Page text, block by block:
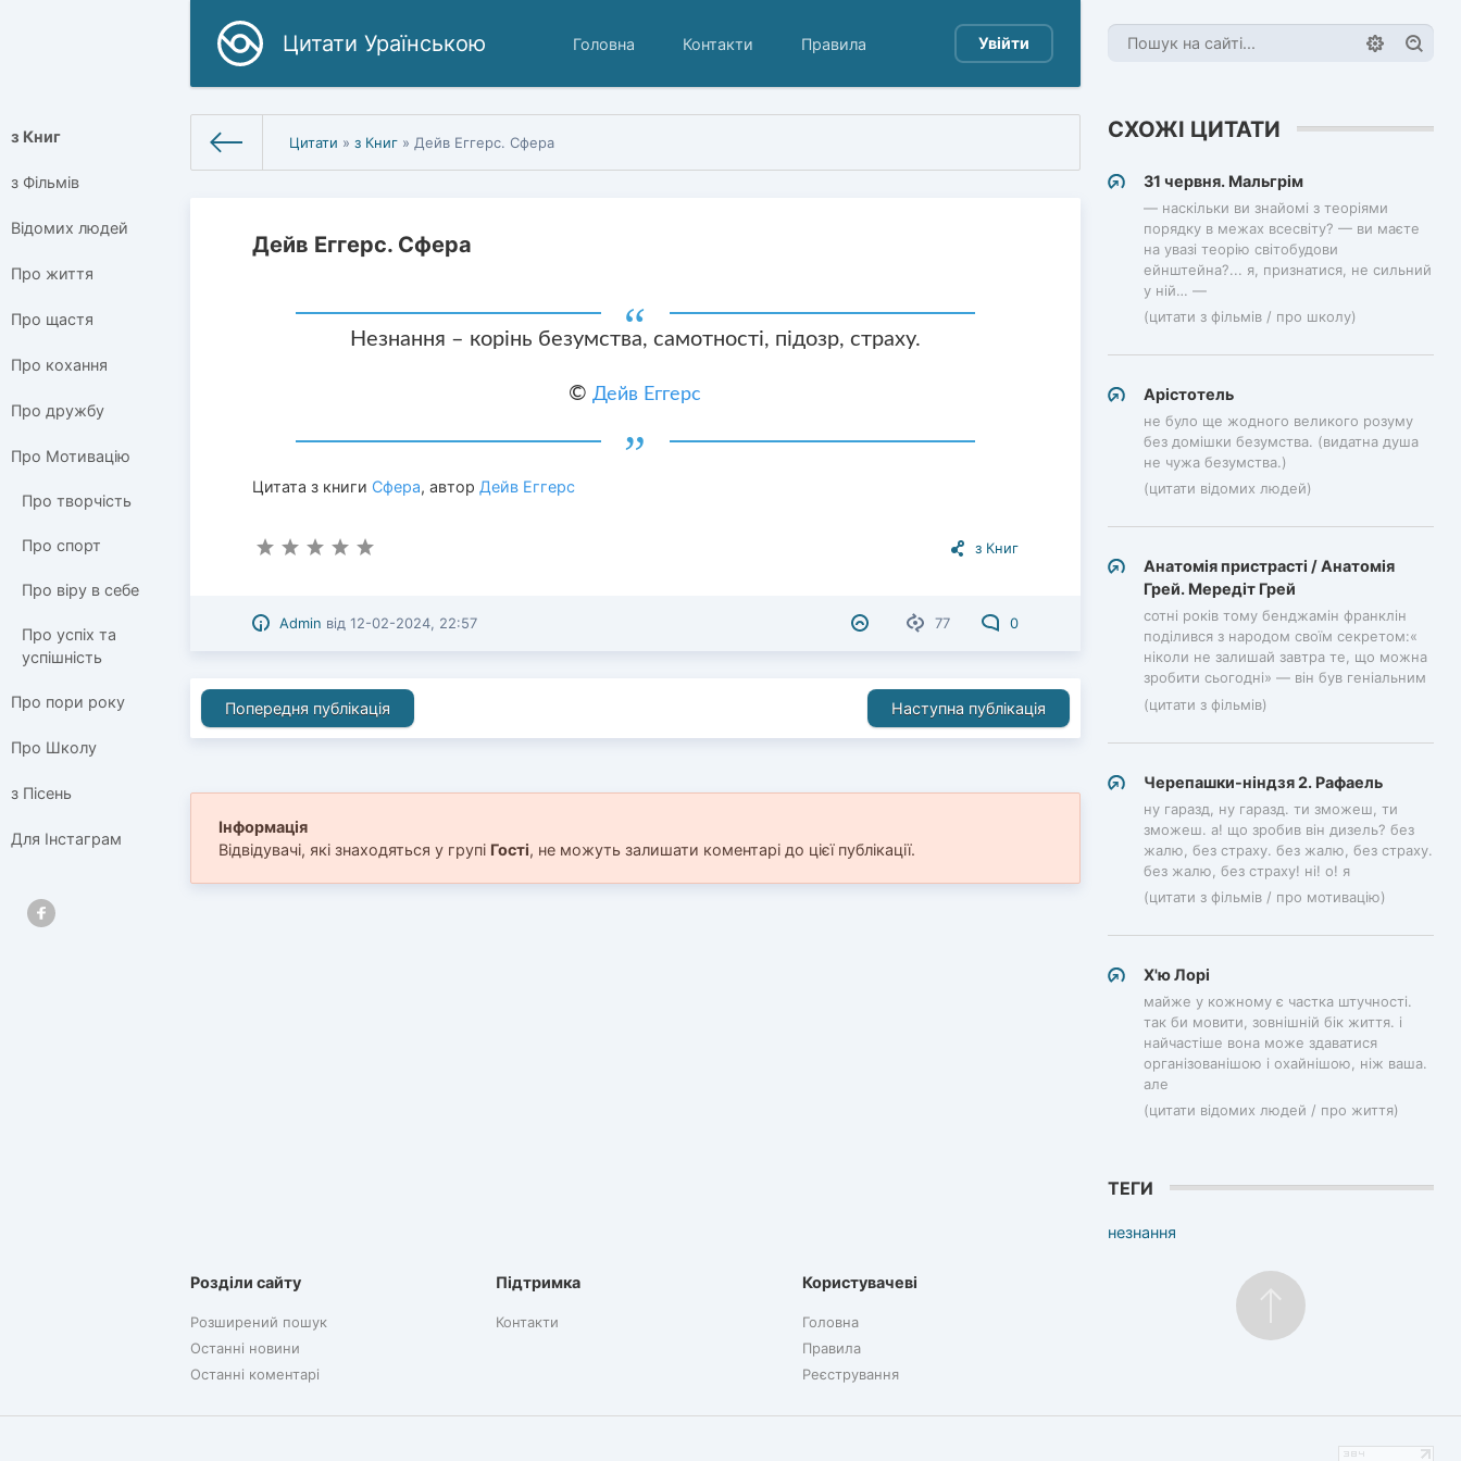
Цитати Ураїнською Головна Контакти Правила Увійти
з Книг
з Фільмів
Відомих людей
Про життя
Про щастя
Про кохання
Про дружбу
Про Мотивацію
Про творчість
Про спорт
Про віру в себе
Про успіх та
успішність
Про пори року
Про Школу
з Пісень
Для Інстаграм
Цитати »з Книг » Дейв Еггерс. Сфера
Дейв Еггерс. Сфера
Незнання – корінь безумства, самотності, підозр, страху.
©Дейв Еггерс
Цитата з книги Сфера, автор Дейв Еггерс
з Книг
77 0
Admin від12-02-2024, 22:57
СХОЖІ ЦИТАТИ
31 червня. Мальгрім
— наскільки ви знайомі з теоріями
порядку в межах всесвіту? — ви маєте
на увазі теорію світобудови
ейнштейна?... я, признатися, не сильний
у ній… —
(цитати з фільмів / про школу)
Арістотель
не було ще жодного великого розуму
без домішки безумства. (видатна душа
не чужа безумства.)
(цитати відомих людей)
Анатомія пристрасті / Анатомія
Грей. Мередіт Грей
сотні років тому бенджамін франклін
поділився з народом своїм секретом:«
ніколи не залишай завтра те, що можна
зробити сьогодні» — він був геніальним
(цитати з фільмів)
Черепашки-ніндзя 2. Рафаель
ну гаразд, ну гаразд. ти зможеш, ти
зможеш. а! що зробив він дизель? без
жалю, без страху. без жалю, без страху.
без жалю, без страху! ні! о! я
(цитати з фільмів / про мотивацію)
Х'ю Лорі
майже у кожному є частка штучності.
так би мовити, зовнішній бік життя. і
найчастіше вона може здаватися
організованішою і охайнішою, ніж ваша.
але
(цитати відомих людей / про життя)
ТЕГИ
незнання
Попередня публікація Наступна публікація
Інформація
Відвідувачі, які знаходяться у групі Гості, не можуть залишати коментарі до цієї публікації.
Розділи сайту
Розширений пошук
Останні новини
Останні коментарі
Підтримка
Контакти
Користувачеві
Головна
Правила
Реєстрування